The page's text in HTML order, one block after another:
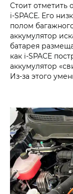
Стоит отметить
i‑SPACE. Его
полом
аккумулятор
батарея
как i‑SPACE
аккумулятор
Из-за этого